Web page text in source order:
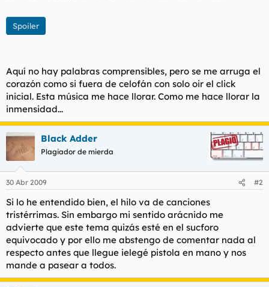
Spoiler
Aquí no hay palabras comprensibles, pero se me arruga el
corazón como si fuera de celofán con solo oir el click
inicial. Esta música me hace llorar. Como me hace llorar la
inmensidad...
Black Adder
Plagiador de mierda
30 Abr 2009 #2
Si lo he entendido bien, el hilo va de canciones
tristérrimas. Sin embargo mi sentido arácnido me
advierte que este tema quizás esté en el sucforo
equivocado y por ello me abstengo de comentar nada al
respecto antes que llegue ielegé pistola en mano y nos
mande a pasear a todos.